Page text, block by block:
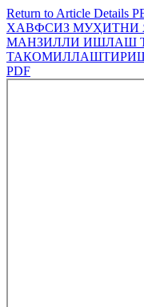
Return to Article Details
ХАВФСИЗ
МАНЗИЛЛИ ИШЛАШ
PDF